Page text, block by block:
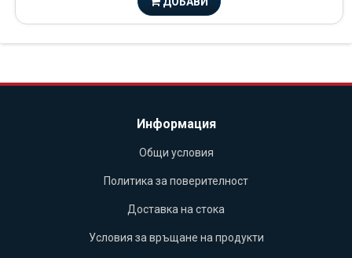
Информация
Общи условия
Политика за поверителност
Доставка на стока
Условия за връщане на продукти